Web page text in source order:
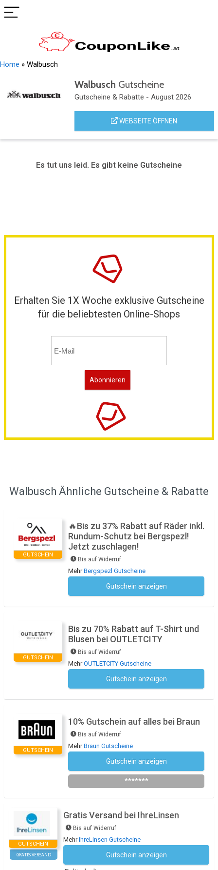
Home » Walbusch
Walbusch Gutscheine
Gutscheine & Rabatte - August 2026
WEBSEITE ÖFFNEN
Es tut uns leid. Es gibt keine Gutscheine
Erhalten Sie 1X Woche exklusive Gutscheine
für die beliebtesten Online-Shops
Walbusch Ähnliche Gutscheine & Rabatte
GUTSCHEIN
🔥Bis zu 37% Rabatt auf Räder inkl.
Rundum-Schutz bei Bergspezl!
Jetzt zuschlagen!
Bis auf Widerruf
MehrBergspezl Gutscheine
Gutschein anzeigen
GUTSCHEIN
Bis zu 70% Rabatt auf T-Shirt und
Blusen bei OUTLETCITY
Bis auf Widerruf
MehrOUTLETCITY Gutscheine
Gutschein anzeigen
GUTSCHEIN
10% Gutschein auf alles bei Braun
Bis auf Widerruf
MehrBraun Gutscheine
Gutschein anzeigen
*******
GUTSCHEIN
GRATIS VERSAND
Gratis Versand bei IhreLinsen
Bis auf Widerruf
MehrIhreLinsen Gutscheine
Gutschein anzeigen